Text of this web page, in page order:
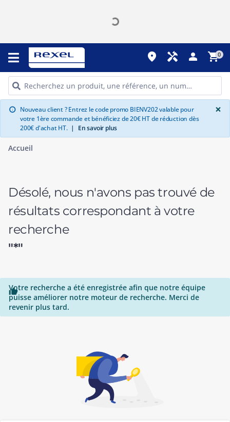
place handyman person shopping_cart0
info Nouveau client ? Entrez le code promo BIENV202 valable pour
votre 1ère commande et bénéficiez de 20€ HT de réduction dès
200€ d'achat HT. | En savoir plus
×
Accueil
Désolé, nous n'avons pas trouvé de
résultats correspondant à votre
recherche
"*"

Votre recherche a été enregistrée afin que notre équipe
puisse améliorer notre moteur de recherche. Merci de
revenir plus tard.